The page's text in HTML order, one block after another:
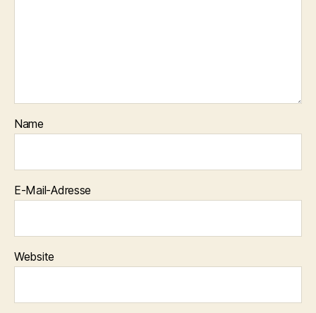
Name
E-Mail-Adresse
Website